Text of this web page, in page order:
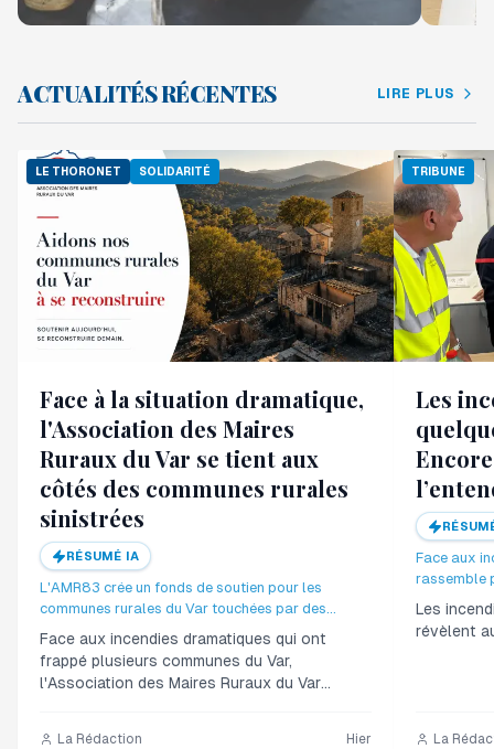
ACTUALITÉS RÉCENTES LIRE PLUS
LE THORONET SOLIDARITÉ
Face à la situation dramatique,
l'Association des Maires
Ruraux du Var se tient aux
côtés des communes rurales
sinistrées
RÉSUMÉ IA
L'AMR83 crée un fonds de soutien pour les
communes rurales du Var touchées par des
incendies. Cette initiative vise à coordonner l'aide
d'urgence et la reconstruction future.
Face aux incendies dramatiques qui ont
frappé plusieurs communes du Var,
l'Association des Maires Ruraux du Var
La Rédaction Hier
TRIBUNE
Les
Face aux
rassemble
solidarité
Les
révèlent
La